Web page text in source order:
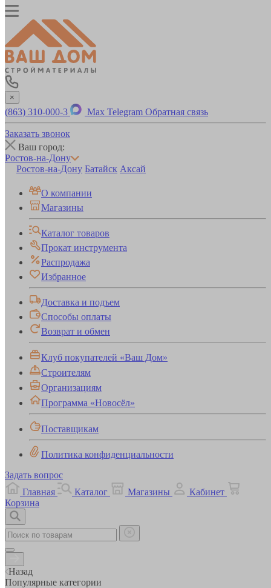
×
(863) 310-000-3 Max Telegram Обратная связь
Заказать звонок
Ваш город:
Ростов-на-Дону
Ростов-на-Дону Батайск Аксай
О компании
Магазины
Каталог товаров
Прокат инструмента
Распродажа
Избранное
Доставка и подъем
Способы оплаты
Возврат и обмен
Клуб покупателей «Ваш Дом»
Строителям
Организациям
Программа «Новосёл»
Поставщикам
Политика конфиденциальности
Задать вопрос
Главная
Каталог Магазины
Кабинет
Корзина
Назад
Популярные категории